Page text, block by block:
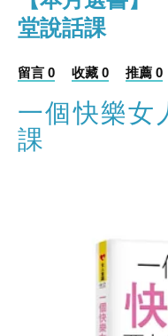
堂說話課
留言 0 收藏 0 推薦 0
一個快樂女
課